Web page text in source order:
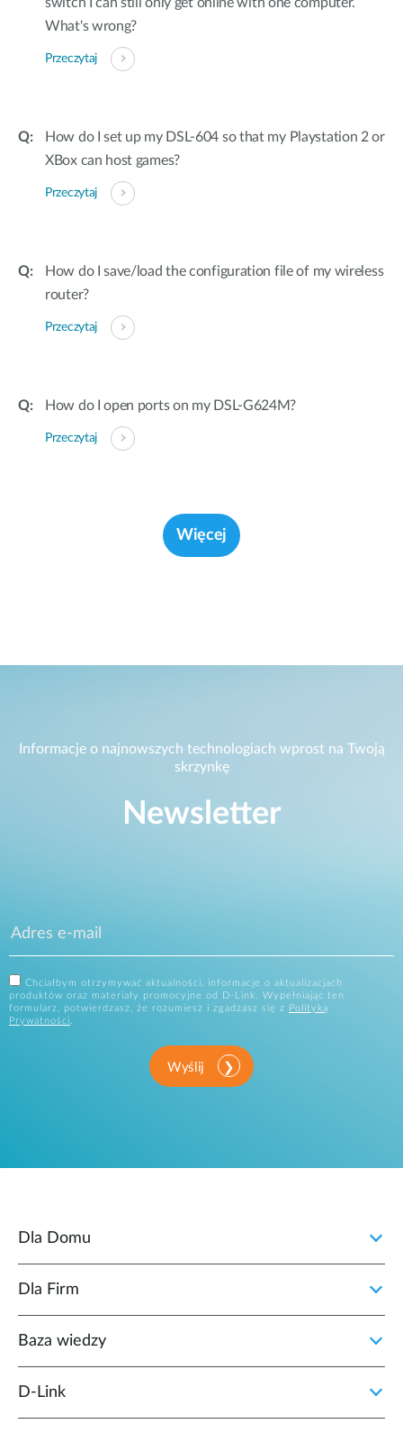
What's wrong?
Przeczytaj
How do I set up my DSL-604 so that my Playstation 2 or
XBox can host games?
Przeczytaj
How do I save/load the configuration file of my wireless
router?
Przeczytaj
How do I open ports on my DSL-G624M?
Przeczytaj
Więcej
Informacje o najnowszych technologiach wprost na Twoją
skrzynkę
Newsletter
Chciałbym otrzymywać aktualności, informacje o aktualizacjach
produktów oraz materiały promocyjne od D-Link. Wypełniając ten
formularz, potwierdzasz, że rozumiesz i zgadzasz się z
Polityką
Prywatności.
Wyślij
Dla Domu
Dla Firm
Baza wiedzy
D‑Link